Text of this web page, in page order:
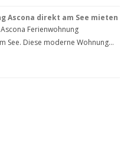
Ascona direkt am See mieten
Ferienwohnung
See. Diese moderne Wohnung…